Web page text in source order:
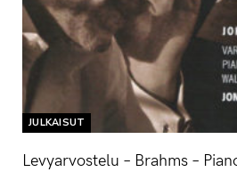
JULKAISUT
Levyarvostelu – Brahms –